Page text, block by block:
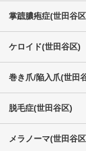
掌蹠膿疱症(世田谷区
ケロイド(世田谷区)
巻き爪/陥入爪(世田
脱毛症(世田谷区)
メラノーマ(世田谷区